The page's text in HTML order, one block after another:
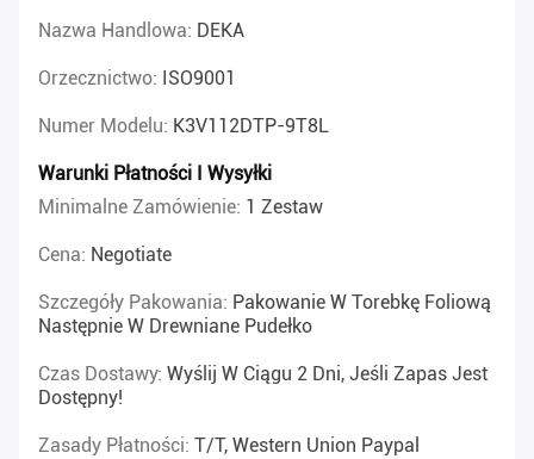
Nazwa Handlowa: DEKA
Orzecznictwo: ISO9001
Numer Modelu: K3V112DTP-9T8L
Warunki Płatności I Wysyłki
Minimalne Zamówienie: 1 Zestaw
Cena: Negotiate
Szczegóły Pakowania: Pakowanie W Torebkę Foliową
Następnie W Drewniane Pudełko
Czas Dostawy: Wyślij W Ciągu 2 Dni, Jeśli Zapas Jest
Dostępny!
Zasady Płatności: T/T, Western Union Paypal